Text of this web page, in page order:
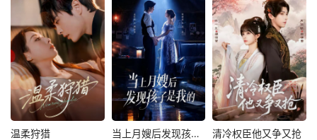
温柔狩猎 当上月嫂后发现孩子是我的 清冷权臣他又争又抢